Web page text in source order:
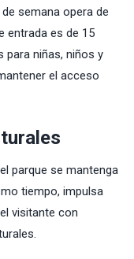
semana opera de
entrada es de 15
para niñas, niños y
el acceso
parque se mantenga
tiempo, impulsa
visitante con